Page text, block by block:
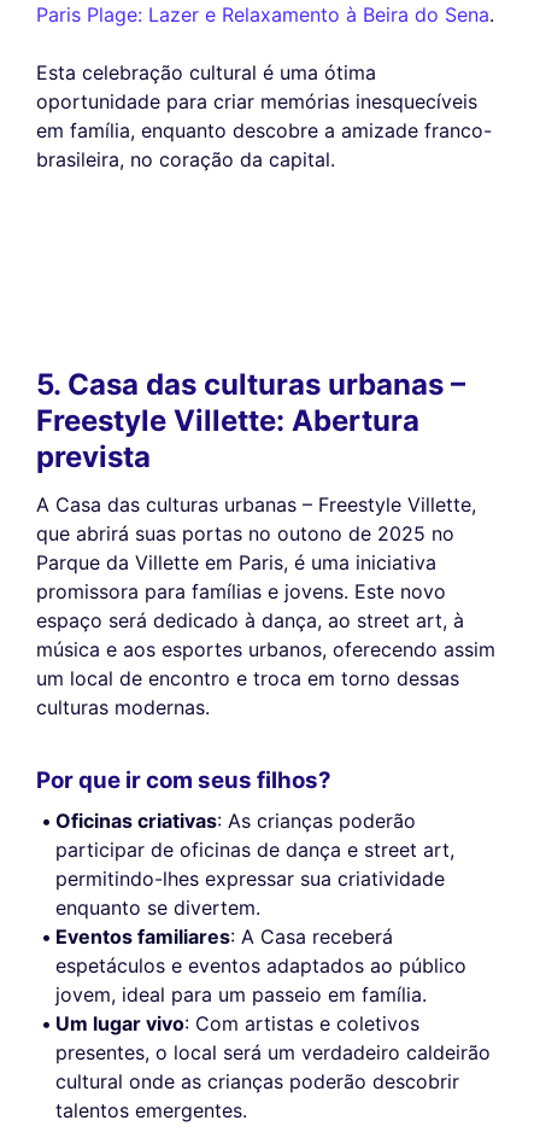
Paris Plage: Lazer e Relaxamento à Beira do Sena.
Esta celebração cultural é uma ótima
oportunidade para criar memórias inesquecíveis
em família, enquanto descobre a amizade franco-
brasileira, no coração da capital.
5. Casa das culturas urbanas –
Freestyle Villette: Abertura
prevista
A Casa das culturas urbanas – Freestyle Villette,
que abrirá suas portas no outono de 2025 no
Parque da Villette em Paris, é uma iniciativa
promissora para famílias e jovens. Este novo
espaço será dedicado à dança, ao street art, à
música e aos esportes urbanos, oferecendo assim
um local de encontro e troca em torno dessas
culturas modernas.
Por que ir com seus filhos?
Oficinas criativas: As crianças poderão
participar de oficinas de dança e street art,
permitindo-lhes expressar sua criatividade
enquanto se divertem.
Eventos familiares: A Casa receberá
espetáculos e eventos adaptados ao público
jovem, ideal para um passeio em família.
Um lugar vivo: Com artistas e coletivos
presentes, o local será um verdadeiro caldeirão
cultural onde as crianças poderão descobrir
talentos emergentes.